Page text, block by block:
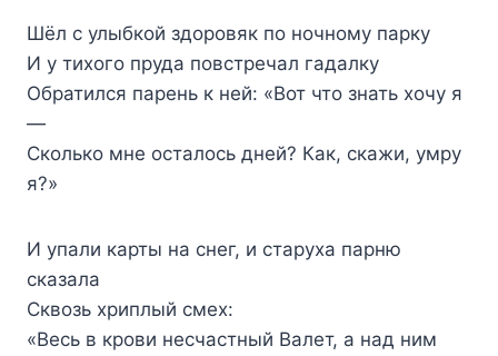
Шёл с улыбкой здоровяк по ночному парку
И у тихого пруда повстречал гадалку
Обратился парень к ней: «Вот что знать хочу я
—
Сколько мне осталось дней? Как, скажи, умру
я?»
И упали карты на снег, и старуха парню
сказала
Сквозь хриплый смех:
«Весь в крови несчастный Валет, а над ним